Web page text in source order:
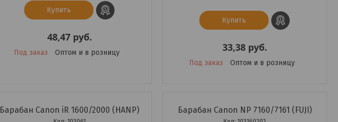
Купить
48,47 руб.
Под заказ Оптом и в розницу
Купить
33,38 руб.
Под заказ Оптом и в розницу
Барабан Canon iR 1600/2000 (HANP) Барабан Canon NP 7160/7161 (FUJI)